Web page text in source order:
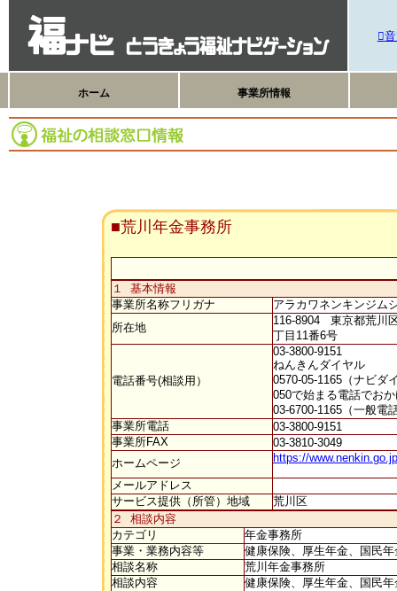
ホーム 事業所情報
■荒川年金事務所
１ 基本情報
事業所名称フリガナ
アラカワネンキンジム
所在地
116-8904 東京都荒川
丁目11番6号
電話番号(相談用）
03-3800-9151
ねんきんダイヤル
0570-05-1165（ナビダ
050で始まる電話でお
03-6700-1165（一般電
事業所電話
03-3800-9151
事業所FAX
03-3810-3049
ホームページ
https://
メールアドレス
サービス提供（所管）地域
荒川区
２ 相談内容
カテゴリ
年金事務所
事業・業務内容等
健康保険、厚生年金、国民
相談名称
荒川年金事務所
相談内容
健康保険、厚生年金、国民